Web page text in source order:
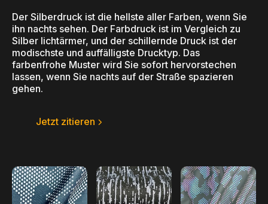
Der Silberdruck ist die hellste aller Farben, wenn Sie
ihn nachts sehen. Der Farbdruck ist im Vergleich zu
Silber lichtärmer, und der schillernde Druck ist der
modischste und auffälligste Drucktyp. Das
farbenfrohe Muster wird Sie sofort hervorstechen
lassen, wenn Sie nachts auf der Straße spazieren
gehen.
Jetzt zitieren